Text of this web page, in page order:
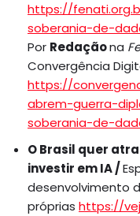
https://
soberania-de-
Por Redaçãona
Convergência
https://
abrem-guerra-
soberania-de-
O Brasil quer
investir em IA /
desenvolvimento
próprias https://